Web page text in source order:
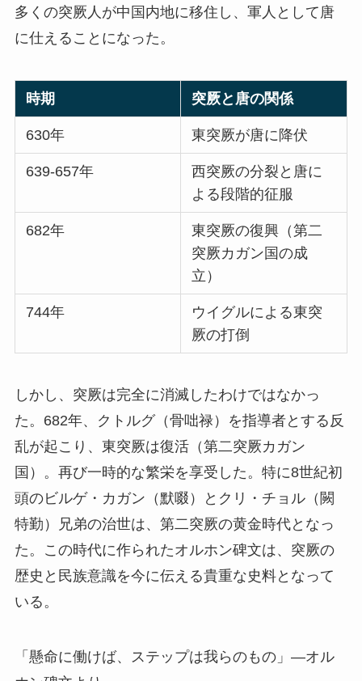
多くの突厥人が中国内地に移住し、軍人として唐
に仕えることになった。
時期 突厥と唐の関係
630年 東突厥が唐に降伏
639-657年
西突厥の分裂と唐に
よる段階的征服
682年
東突厥の復興（第二
突厥カガン国の成
立）
744年
ウイグルによる東突
厥の打倒
しかし、突厥は完全に消滅したわけではなかっ
た。682年、クトルグ（骨咄禄）を指導者とする反
乱が起こり、東突厥は復活（第二突厥カガン
国）。再び一時的な繁栄を享受した。特に8世紀初
頭のビルゲ・カガン（默啜）とクリ・チョル（闕
特勤）兄弟の治世は、第二突厥の黄金時代となっ
た。この時代に作られたオルホン碑文は、突厥の
歴史と民族意識を今に伝える貴重な史料となって
いる。
「懸命に働けば、ステップは我らのもの」—オル